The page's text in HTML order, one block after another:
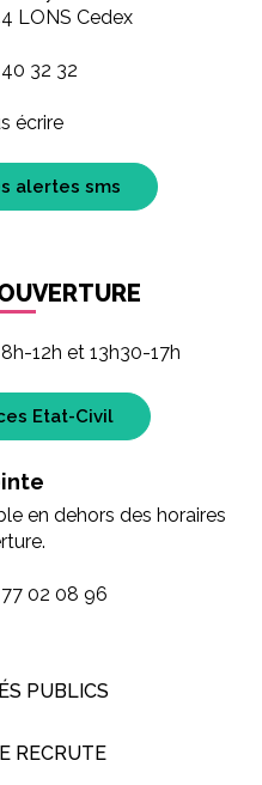
LONS Cedex
32 32
écrire
alertes sms
12h et 13h30-17h
Etat-Civil
en dehors des horaires
02 08 96
PUBLICS
RECRUTE